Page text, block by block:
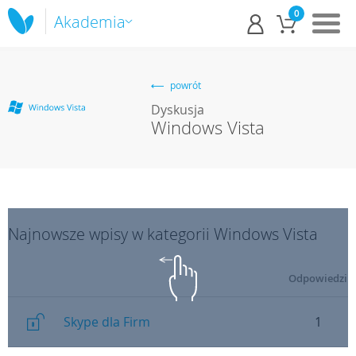
Akademia 0
powrót
Dyskusja
Windows Vista
Najnowsze wpisy w kategorii Windows Vista
Odpowiedzi
Skype dla Firm 1